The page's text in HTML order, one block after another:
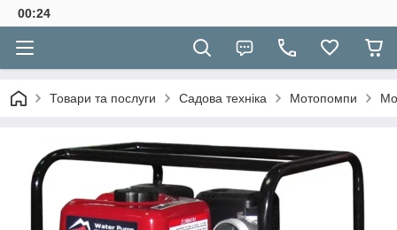
00:24
Товари та послуги Садова техніка Мотопомпи